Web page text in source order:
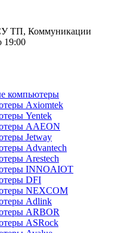
ТП, Коммуникации
19:00
компьютеры
Axiomtek
Yentek
AAEON
Jetway
Advantech
Arestech
INNOAIOT
DFI
NEXCOM
Adlink
ARBOR
ASRock